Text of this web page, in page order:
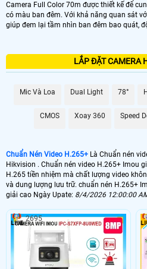
Camera Full Color 70m được thiết kế để
có màu ban đêm. Với khả năng quan sát
giúp đem lại tầm nhìn ban đêm bao quát,
LẮP ĐẶT CAMERA
Mic Và Loa Dual Light 78°
CMOS Xoay 360 Speed
Chuẩn Nén Video H.265+ Là Chuẩn nén
Hikvision . Chuẩn nén video H.265+ Imou
H.265 tiền nhiệm mà chất lượng video
và dung lượng lưu trữ. chuẩn nén H.265+
giải cao Ngày Upate: 8/4/2026 12:00:00
2695